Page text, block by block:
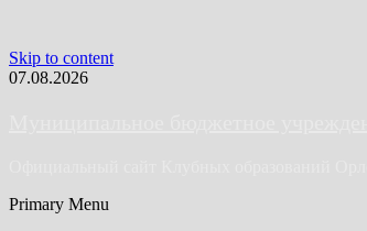
Skip to content
07.08.2026
Primary Menu